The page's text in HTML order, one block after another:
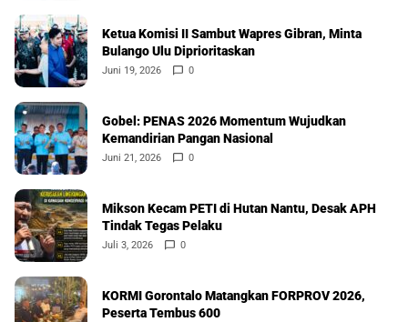
Ketua Komisi II Sambut Wapres Gibran, Minta
Bulango Ulu Diprioritaskan
Juni 19, 2026 0
Gobel: PENAS 2026 Momentum Wujudkan
Kemandirian Pangan Nasional
Juni 21, 2026 0
Mikson Kecam PETI di Hutan Nantu, Desak APH
Tindak Tegas Pelaku
Juli 3, 2026 0
KORMI Gorontalo Matangkan FORPROV 2026,
Peserta Tembus 600